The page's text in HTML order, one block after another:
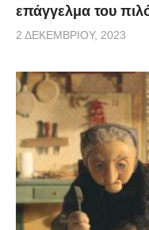
επάγγελμα του
2 ΔΕΚΕΜΒΡΊΟΥ, 2023